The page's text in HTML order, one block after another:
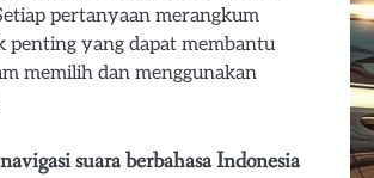
pertanyaan merangkum
penting yang dapat membantu
memilih dan menggunakan
suara berbahasa Indonesia